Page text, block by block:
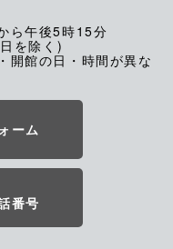
ら午後5時15分
を除く)
開館の日・時間が異な
ーム
番号